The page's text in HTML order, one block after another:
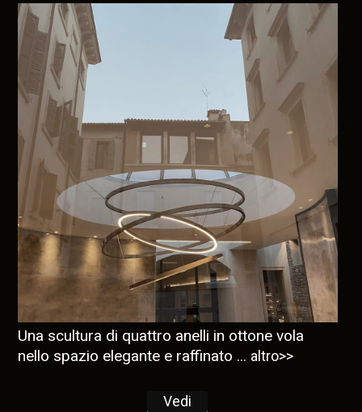
Una scultura di quattro anelli in ottone vola
nello spazio elegante e raffinato ... altro>>
Vedi